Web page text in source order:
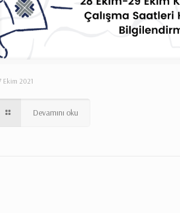
Ekim 2021
Devamını oku